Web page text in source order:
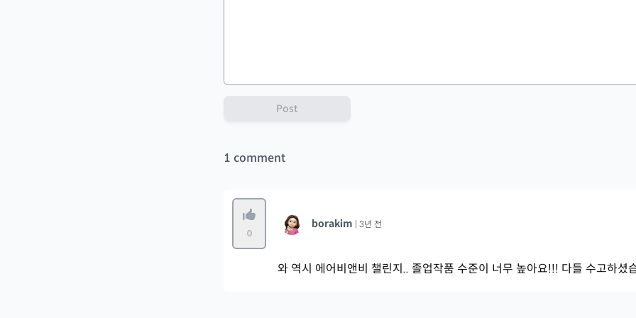
Post
1 comment
0
borakim | 3년 전
와 역시 에어비앤비 챌린지.. 졸업작품 수준이 너무 높아요!!! 다들 수고하셨